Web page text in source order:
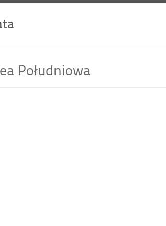
Południowa